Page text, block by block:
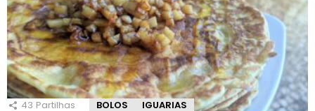
43 Partilhas BOLOS IGUARIAS